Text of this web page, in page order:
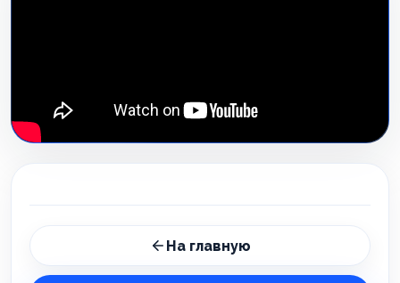
На главную